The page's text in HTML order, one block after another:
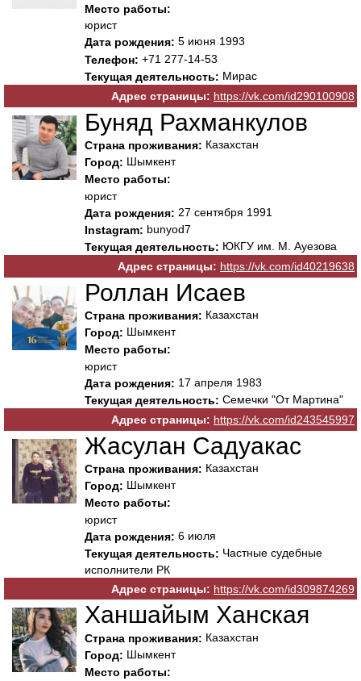
Место работы:
юрист
Дата рождения: 5 июня 1993
Телефон: +71 277-14-53
Текущая деятельность: Мирас
Адрес страницы: https://vk.com/id290100908
Буняд Рахманкулов
Страна проживания: Казахстан
Город: Шымкент
Место работы:
юрист
Дата рождения: 27 сентября 1991
Instagram: bunyod7
Текущая деятельность: ЮКГУ им. М. Ауезова
Адрес страницы: https://vk.com/id40219638
Роллан Исаев
Страна проживания: Казахстан
Город: Шымкент
Место работы:
юрист
Дата рождения: 17 апреля 1983
Текущая деятельность: Семечки "От Мартина"
Адрес страницы: https://vk.com/id243545997
Жасулан Садуакас
Страна проживания: Казахстан
Город: Шымкент
Место работы:
юрист
Дата рождения: 6 июля
Текущая деятельность: Частные судебные
исполнители РК
Адрес страницы: https://vk.com/id309874269
Ханшайым Ханская
Страна проживания: Казахстан
Город: Шымкент
Место работы: